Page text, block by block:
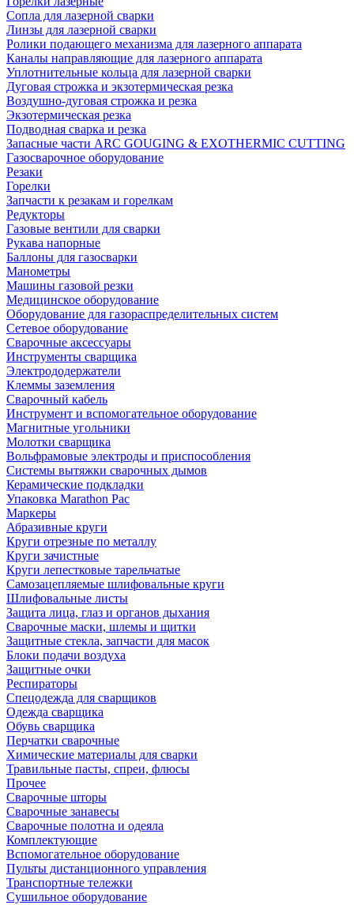
Сопла для лазерной сварки
Линзы для лазерной сварки
Ролики подающего механизма для лазерного аппарата
Каналы направляющие для лазерного аппарата
Уплотнительные кольца для лазерной сварки
Дуговая строжка и экзотермическая резка
Воздушно-дуговая строжка и резка
Экзотермическая резка
Подводная сварка и резка
Запасные части ARC GOUGING & EXOTHERMIC CUTTING
Газосварочное оборудование
Резаки
Горелки
Запчасти к резакам и горелкам
Редукторы
Газовые вентили для сварки
Рукава напорные
Баллоны для газосварки
Манометры
Машины газовой резки
Медицинское оборудование
Оборудование для газораспределительных систем
Сетевое оборудование
Сварочные аксессуары
Инструменты сварщика
Электрододержатели
Клеммы заземления
Сварочный кабель
Инструмент и вспомогательное оборудование
Магнитные угольники
Молотки сварщика
Вольфрамовые электроды и приспособления
Системы вытяжки сварочных дымов
Керамические подкладки
Упаковка Marathon Pac
Маркеры
Абразивные круги
Круги отрезные по металлу
Круги зачистные
Круги лепестковые тарельчатые
Самозацепляемые шлифовальные круги
Шлифовальные листы
Защита лица, глаз и органов дыхания
Сварочные маски, шлемы и щитки
Защитные стекла, запчасти для масок
Блоки подачи воздуха
Защитные очки
Респираторы
Спецодежда для сварщиков
Одежда сварщика
Обувь сварщика
Перчатки сварочные
Химические материалы для сварки
Травильные пасты, спреи, флюсы
Прочее
Сварочные шторы
Сварочные занавесы
Сварочные полотна и одеяла
Комплектующие
Вспомогательное оборудование
Пульты дистанционного управления
Транспортные тележки
Сушильное оборудование